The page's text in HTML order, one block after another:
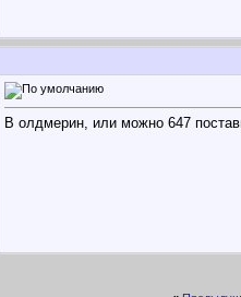
В олдмерин, или можно 647